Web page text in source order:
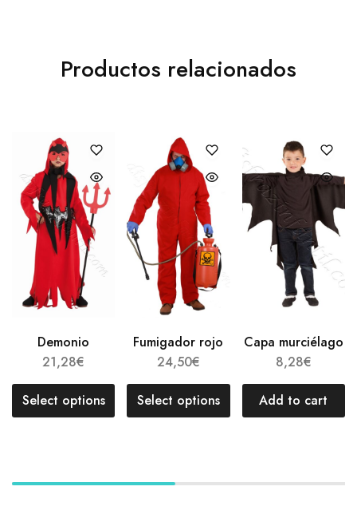
Productos relacionados
Demonio
21,28€
Select options
Fumigador rojo
24,50€
Select options
Capa murciélago
8,28€
Add to cart